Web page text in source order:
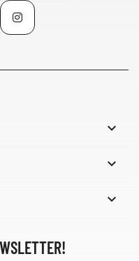
YouTubeInstagram


